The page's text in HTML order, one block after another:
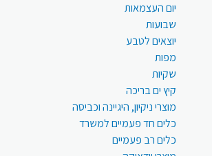
יום העצמאות
שבועות
יוצאים לטבע
מפות
שקיות
קיץ ים בריכה
מוצרי ניקיון, היגיינה וכביסה
כלים חד פעמיים למשרד
כלים רב פעמיים